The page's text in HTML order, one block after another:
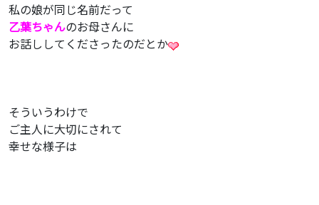
私の娘が同じ名前だって
乙葉ちゃんのお母さんに
お話ししてくださったのだとか
そういうわけで
ご主人に大切にされて
幸せな様子は